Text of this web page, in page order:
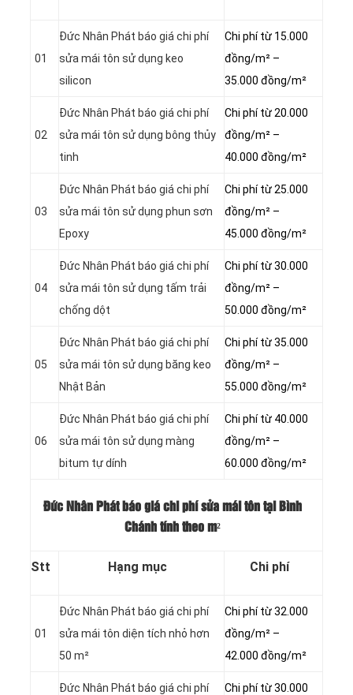
01
Đức Nhân Phát báo giá chi phí
sửa mái tôn sử dụng keo
silicon
Chi phí từ 15.000
đồng/m² –
35.000 đồng/m²
02
Đức Nhân Phát báo giá chi phí
sửa mái tôn sử dụng bông thủy
tinh
Chi phí từ 20.000
đồng/m² –
40.000 đồng/m²
03
Đức Nhân Phát báo giá chi phí
sửa mái tôn sử dụng phun sơn
Epoxy
Chi phí từ 25.000
đồng/m² –
45.000 đồng/m²
04
Đức Nhân Phát báo giá chi phí
sửa mái tôn sử dụng tấm trải
chống dột
Chi phí từ 30.000
đồng/m² –
50.000 đồng/m²
05
Đức Nhân Phát báo giá chi phí
sửa mái tôn sử dụng băng keo
Nhật Bản
Chi phí từ 35.000
đồng/m² –
55.000 đồng/m²
06
Đức Nhân Phát báo giá chi phí
sửa mái tôn sử dụng màng
bitum tự dính
Chi phí từ 40.000
đồng/m² –
60.000 đồng/m²
Đức Nhân Phát báo giá chi phí sửa mái tôn tại Bình
Chánh tính theo m²
Stt Hạng mục Chi phí
01
Đức Nhân Phát báo giá chi phí
sửa mái tôn diện tích nhỏ hơn
50 m²
Chi phí từ 32.000
đồng/m² –
42.000 đồng/m²
Đức Nhân Phát báo giá chi phí
Chi phí từ 30.000